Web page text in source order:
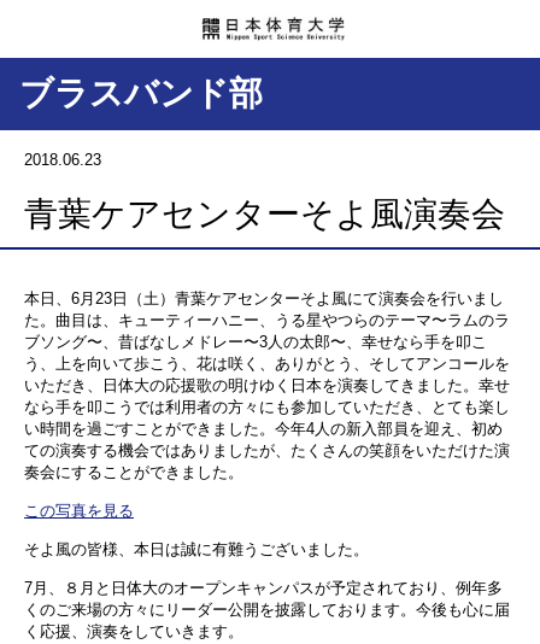
ブラスバンド部
2018.06.23
青葉ケアセンターそよ風演奏会
本日、6月23日（土）青葉ケアセンターそよ風にて演奏会を行いまし
た。曲目は、キューティーハニー、うる星やつらのテーマ〜ラムのラ
ブソング〜、昔ばなしメドレー〜3人の太郎〜、幸せなら手を叩こ
う、上を向いて歩こう、花は咲く、ありがとう、そしてアンコールを
いただき、日体大の応援歌の明けゆく日本を演奏してきました。幸せ
なら手を叩こうでは利用者の方々にも参加していただき、とても楽し
い時間を過ごすことができました。今年4人の新入部員を迎え、初め
ての演奏する機会ではありましたが、たくさんの笑顔をいただけた演
奏会にすることができました。
この写真を見る
そよ風の皆様、本日は誠に有難うございました。
7月、８月と日体大のオープンキャンパスが予定されており、例年多
くのご来場の方々にリーダー公開を披露しております。今後も心に届
く応援、演奏をしていきます。